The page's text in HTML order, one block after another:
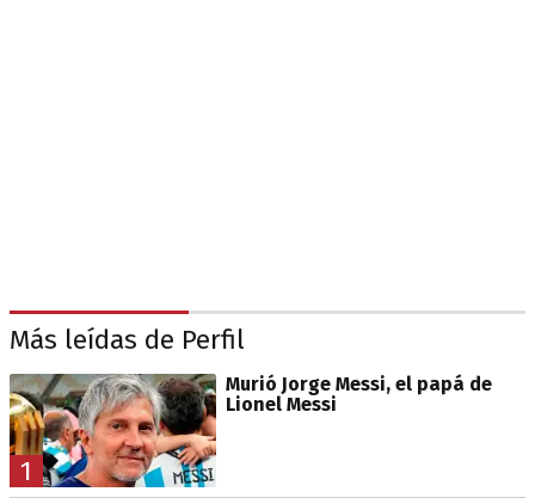
Más leídas de Perfil
1
Murió Jorge Messi, el papá de
Lionel Messi